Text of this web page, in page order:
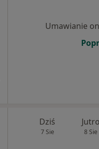
Umawianie
Dziś
7 Sie
Jutro
8 Sie